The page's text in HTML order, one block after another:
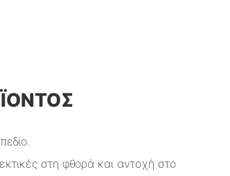
στη φθορά και αντοχή στο